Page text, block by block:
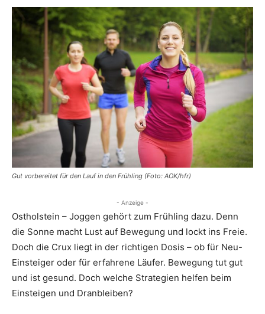
Gut vorbereitet für den Lauf in den Frühling (Foto: AOK/hfr)
- Anzeige -
Ostholstein – Joggen gehört zum Frühling dazu. Denn
die Sonne macht Lust auf Bewegung und lockt ins Freie.
Doch die Crux liegt in der richtigen Dosis – ob für Neu-
Einsteiger oder für erfahrene Läufer. Bewegung tut gut
und ist gesund. Doch welche Strategien helfen beim
Einsteigen und Dranbleiben?